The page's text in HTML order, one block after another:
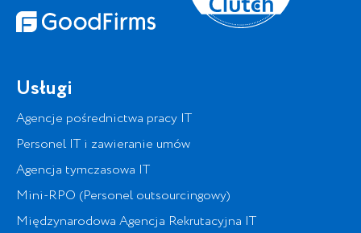
Usługi
Agencje pośrednictwa pracy IT
Personel IT i zawieranie umów
Agencja tymczasowa IT
Mini-RPO (Personel outsourcingowy)
Międzynarodowa Agencja Rekrutacyjna IT